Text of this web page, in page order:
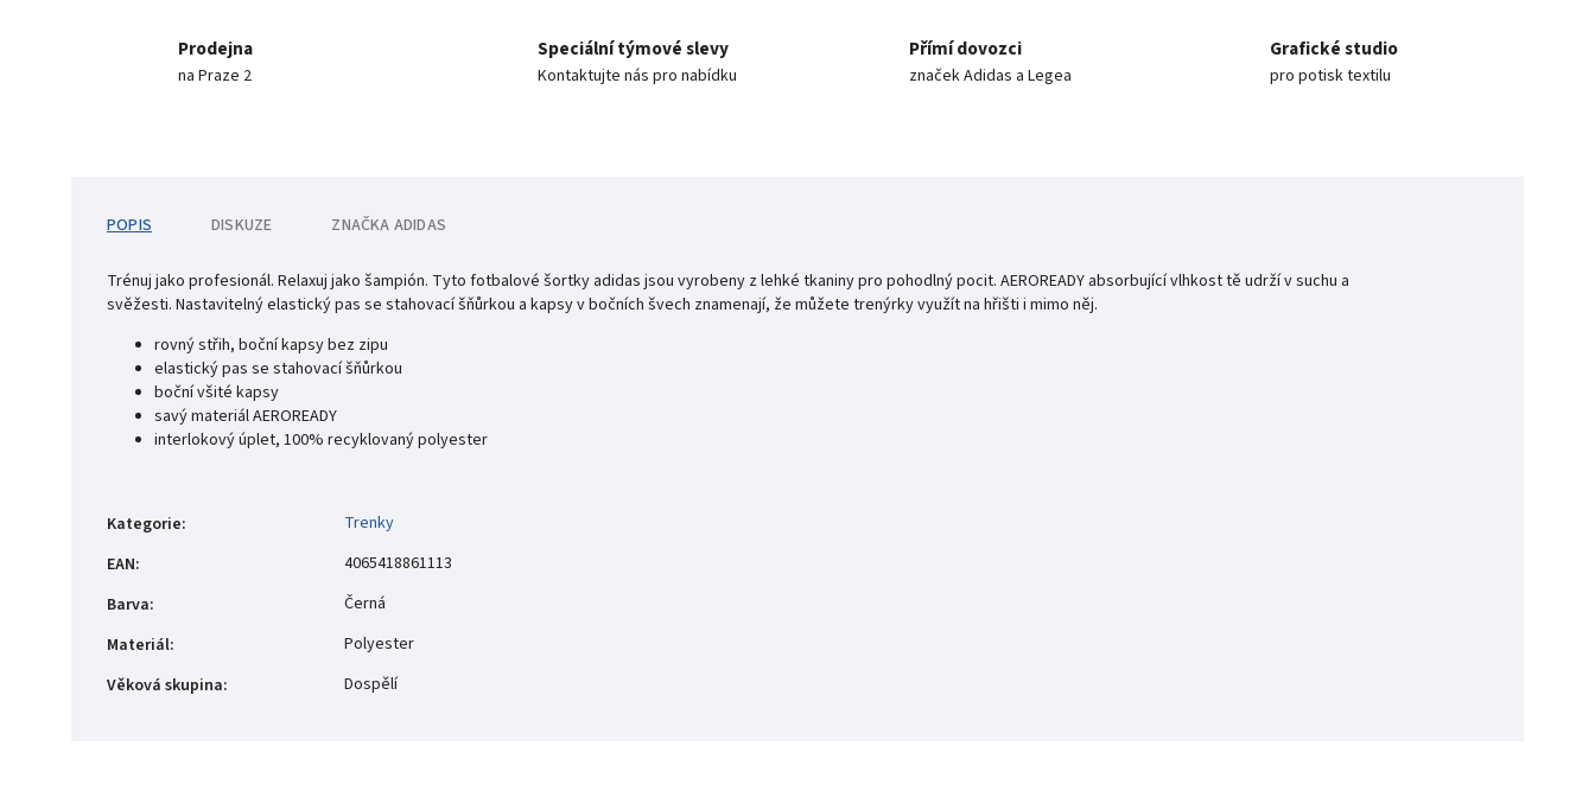
Prodejna
na Praze 2
Speciální týmové slevy
Kontaktujte nás pro nabídku
Přímí dovozci
značek Adidas a Legea
Grafické studio
pro potisk textilu
POPIS DISKUZE ZNAČKA ADIDAS
Trénuj jako profesionál. Relaxuj jako šampión. Tyto fotbalové šortky adidas jsou vyrobeny z lehké tkaniny pro pohodlný pocit. AEROREADY absorbující vlhkost tě udrží v suchu a
svěžesti. Nastavitelný elastický pas se stahovací šňůrkou a kapsy v bočních švech znamenají, že můžete trenýrky využít na hřišti i mimo něj.
rovný střih, boční kapsy bez zipu
elastický pas se stahovací šňůrkou
boční všité kapsy
savý materiál AEROREADY
interlokový úplet, 100% recyklovaný polyester
Kategorie:
Trenky
EAN:
4065418861113
Barva:
Černá
Materiál:
Polyester
Věková skupina: Dospělí